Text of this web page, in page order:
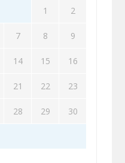
1 2
7 8 9
14 15 16
21 22 23
28 29 30